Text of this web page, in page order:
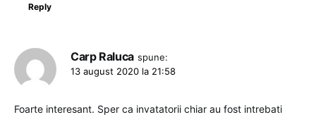
Reply
Carp Raluca spune:
13 august 2020 la 21:58
Foarte interesant. Sper ca invatatorii chiar au fost intrebati